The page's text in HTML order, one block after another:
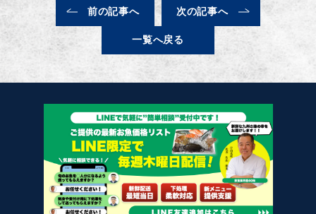
前の記事へ 次の記事へ
一覧へ戻る